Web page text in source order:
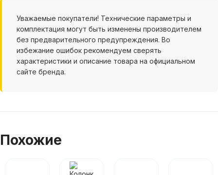
Уважаемые покупатели! Технические параметры и
комплектация могут быть изменены производителем
без предварительного предупреждения. Во
избежание ошибок рекомендуем сверять
характеристики и описание товара на официальном
сайте бренда.
Похожие